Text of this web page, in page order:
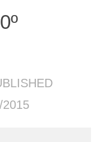
2015